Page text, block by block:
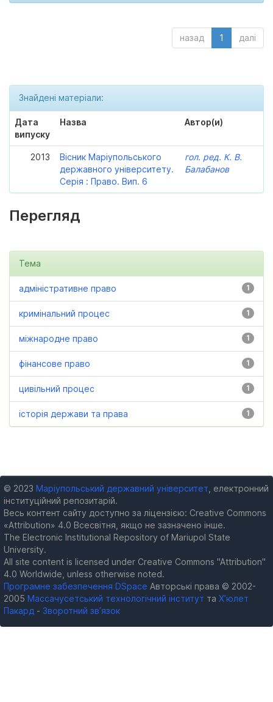
назад 1 далі
Знайдені матеріали:
Дата
випуску
Назва Автор(и)
2013
Вісник Маріупольського
державного університету.
Серія : Право. Вип. 6
гол. ред. К. В.
Балабанов
Перегляд
Тема
1
адміністративне право
1
кримінальний процес
1
міжнародне право
1
фінансове право
1
цивільний процес
1
історія держави та права
© 2023 Маріупольський державний університет , електронний
інституційний репозитарій.
Весь контент сайту доступно за ліцензією: Creative Commons
«Attribution» 4.0 Всесвітня, якщо не зазначено інше.
The Electronic Institutional Repository of Mariupol State
University.
All site content is licensed under Creative Commons "Attribution"
4.0 Worldwide, unless otherwise noted.
Програмне забезпечення DSpace Авторські права © 2002-
2005 Массачусетський технологічний інститут та Х’юлет
Пакард - Зворотний зв’язок